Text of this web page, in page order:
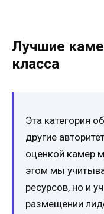
Лучшие
класса
Эта категория
другие
оценкой камер
этом мы
ресурсов, но и
размещении